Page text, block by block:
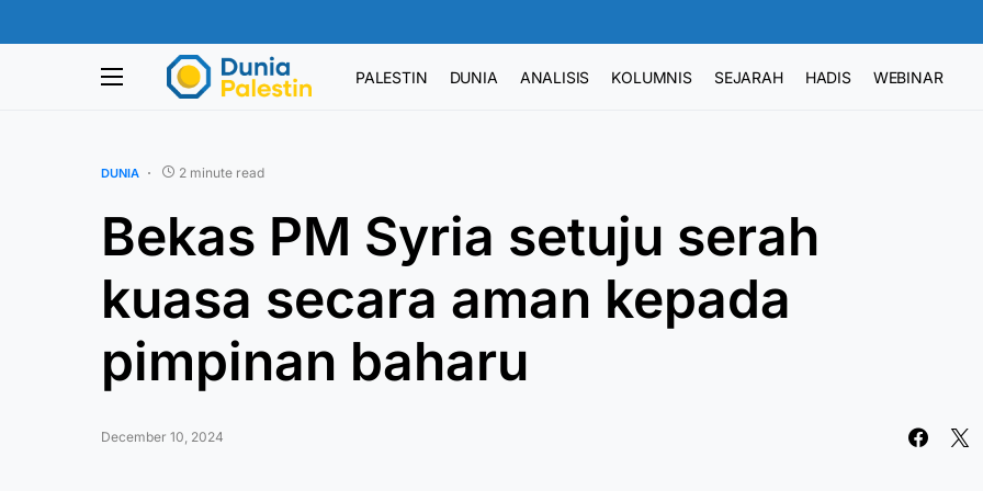
PALESTIN DUNIA ANALISIS KOLUMNIS SEJARAH HADIS WEBINAR
DUNIA 2 minute read
Bekas PM Syria setuju serah
kuasa secara aman kepada
pimpinan baharu
December 10, 2024